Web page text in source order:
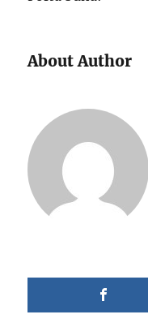
About Author